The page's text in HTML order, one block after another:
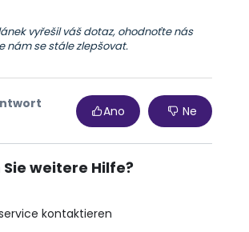
vyřešil váš dotaz, ohodnoťte nás
nám se stále zlepšovat.
Ano Ne
weitere Hilfe?
kontaktieren